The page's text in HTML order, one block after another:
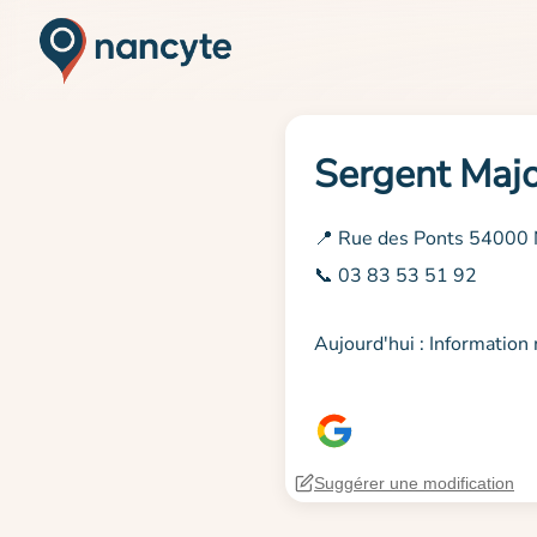
Sergent
📍 Rue des Ponts 54000
📞 03 83 53 51 92
Aujourd'hui : Information
Suggérer une modification